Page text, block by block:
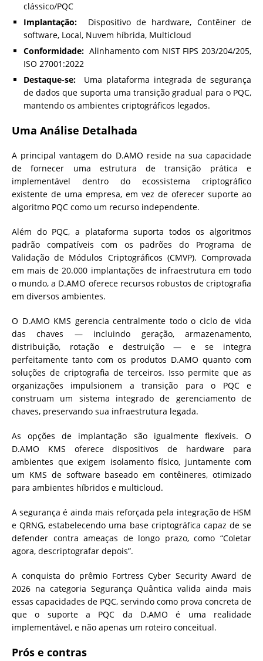
clássico/PQC
Implantação: Dispositivo de hardware, Contêiner de
software, Local, Nuvem híbrida, Multicloud
Conformidade: Alinhamento com NIST FIPS 203/204/205,
ISO 27001:2022
Destaque-se: Uma plataforma integrada de segurança
de dados que suporta uma transição gradual para o PQC,
mantendo os ambientes criptográficos legados.
Uma Análise Detalhada
A principal vantagem do D.AMO reside na sua capacidade
de fornecer uma estrutura de transição prática e
implementável dentro do ecossistema criptográfico
existente de uma empresa, em vez de oferecer suporte ao
algoritmo PQC como um recurso independente.
Além do PQC, a plataforma suporta todos os algoritmos
padrão compatíveis com os padrões do Programa de
Validação de Módulos Criptográficos (CMVP). Comprovada
em mais de 20.000 implantações de infraestrutura em todo
o mundo, a D.AMO oferece recursos robustos de criptografia
em diversos ambientes.
O D.AMO KMS gerencia centralmente todo o ciclo de vida
das chaves — incluindo geração, armazenamento,
distribuição, rotação e destruição — e se integra
perfeitamente tanto com os produtos D.AMO quanto com
soluções de criptografia de terceiros. Isso permite que as
organizações impulsionem a transição para o PQC e
construam um sistema integrado de gerenciamento de
chaves, preservando sua infraestrutura legada.
As opções de implantação são igualmente flexíveis. O
D.AMO KMS oferece dispositivos de hardware para
ambientes que exigem isolamento físico, juntamente com
um KMS de software baseado em contêineres, otimizado
para ambientes híbridos e multicloud.
A segurança é ainda mais reforçada pela integração de HSM
e QRNG, estabelecendo uma base criptográfica capaz de se
defender contra ameaças de longo prazo, como “Coletar
agora, descriptografar depois”.
A conquista do prêmio Fortress Cyber ​​Security Award de
2026 na categoria Segurança Quântica valida ainda mais
essas capacidades de PQC, servindo como prova concreta de
que o suporte a PQC da D.AMO é uma realidade
implementável, e não apenas um roteiro conceitual.
Prós e contras